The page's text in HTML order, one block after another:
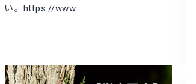
い。https://www.…